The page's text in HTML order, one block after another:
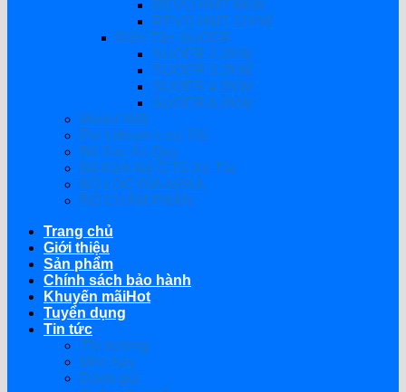
REVO HMT 8KW
REVO HMT 11KW
Biến Tần SUOER
SUOER 2.2KW
SUOER 3.2KW
SUOER 4.2KW
SUOER 6.2KW
Modul Wifi
Pin Lithium Lưu Trữ
Bộ Sạc Ắc Quy
Bộ Kích Nổ Ô Tô Xe Tải
BỘ LỌC ĐĨA ARKA
BỘ CHÂM PHÂN
Trang chủ
Giới thiệu
Sản phẩm
Chính sách bảo hành
Khuyến mãi
Tuyển dụng
Tin tức
Thị trường
Mẹo hay
Đánh giá